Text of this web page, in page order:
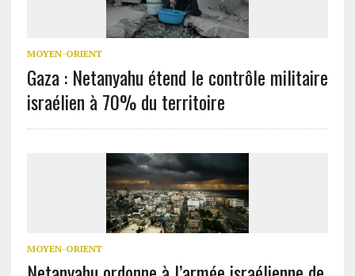
MOYEN-ORIENT
Gaza : Netanyahu étend le contrôle militaire
israélien à 70% du territoire
MOYEN-ORIENT